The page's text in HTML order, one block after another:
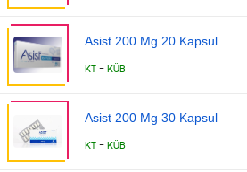
Asist 200 Mg 20 Kapsul
KT - KÜB
Asist 200 Mg 30 Kapsul
KT - KÜB